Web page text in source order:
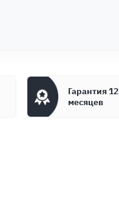
Гарантия 12
месяцев